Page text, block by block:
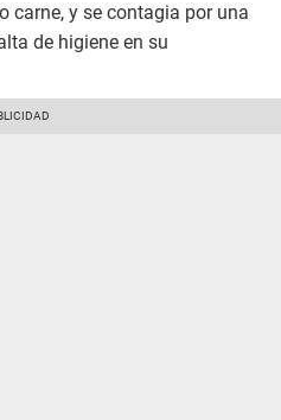
carne, y se contagia por una
de higiene en su